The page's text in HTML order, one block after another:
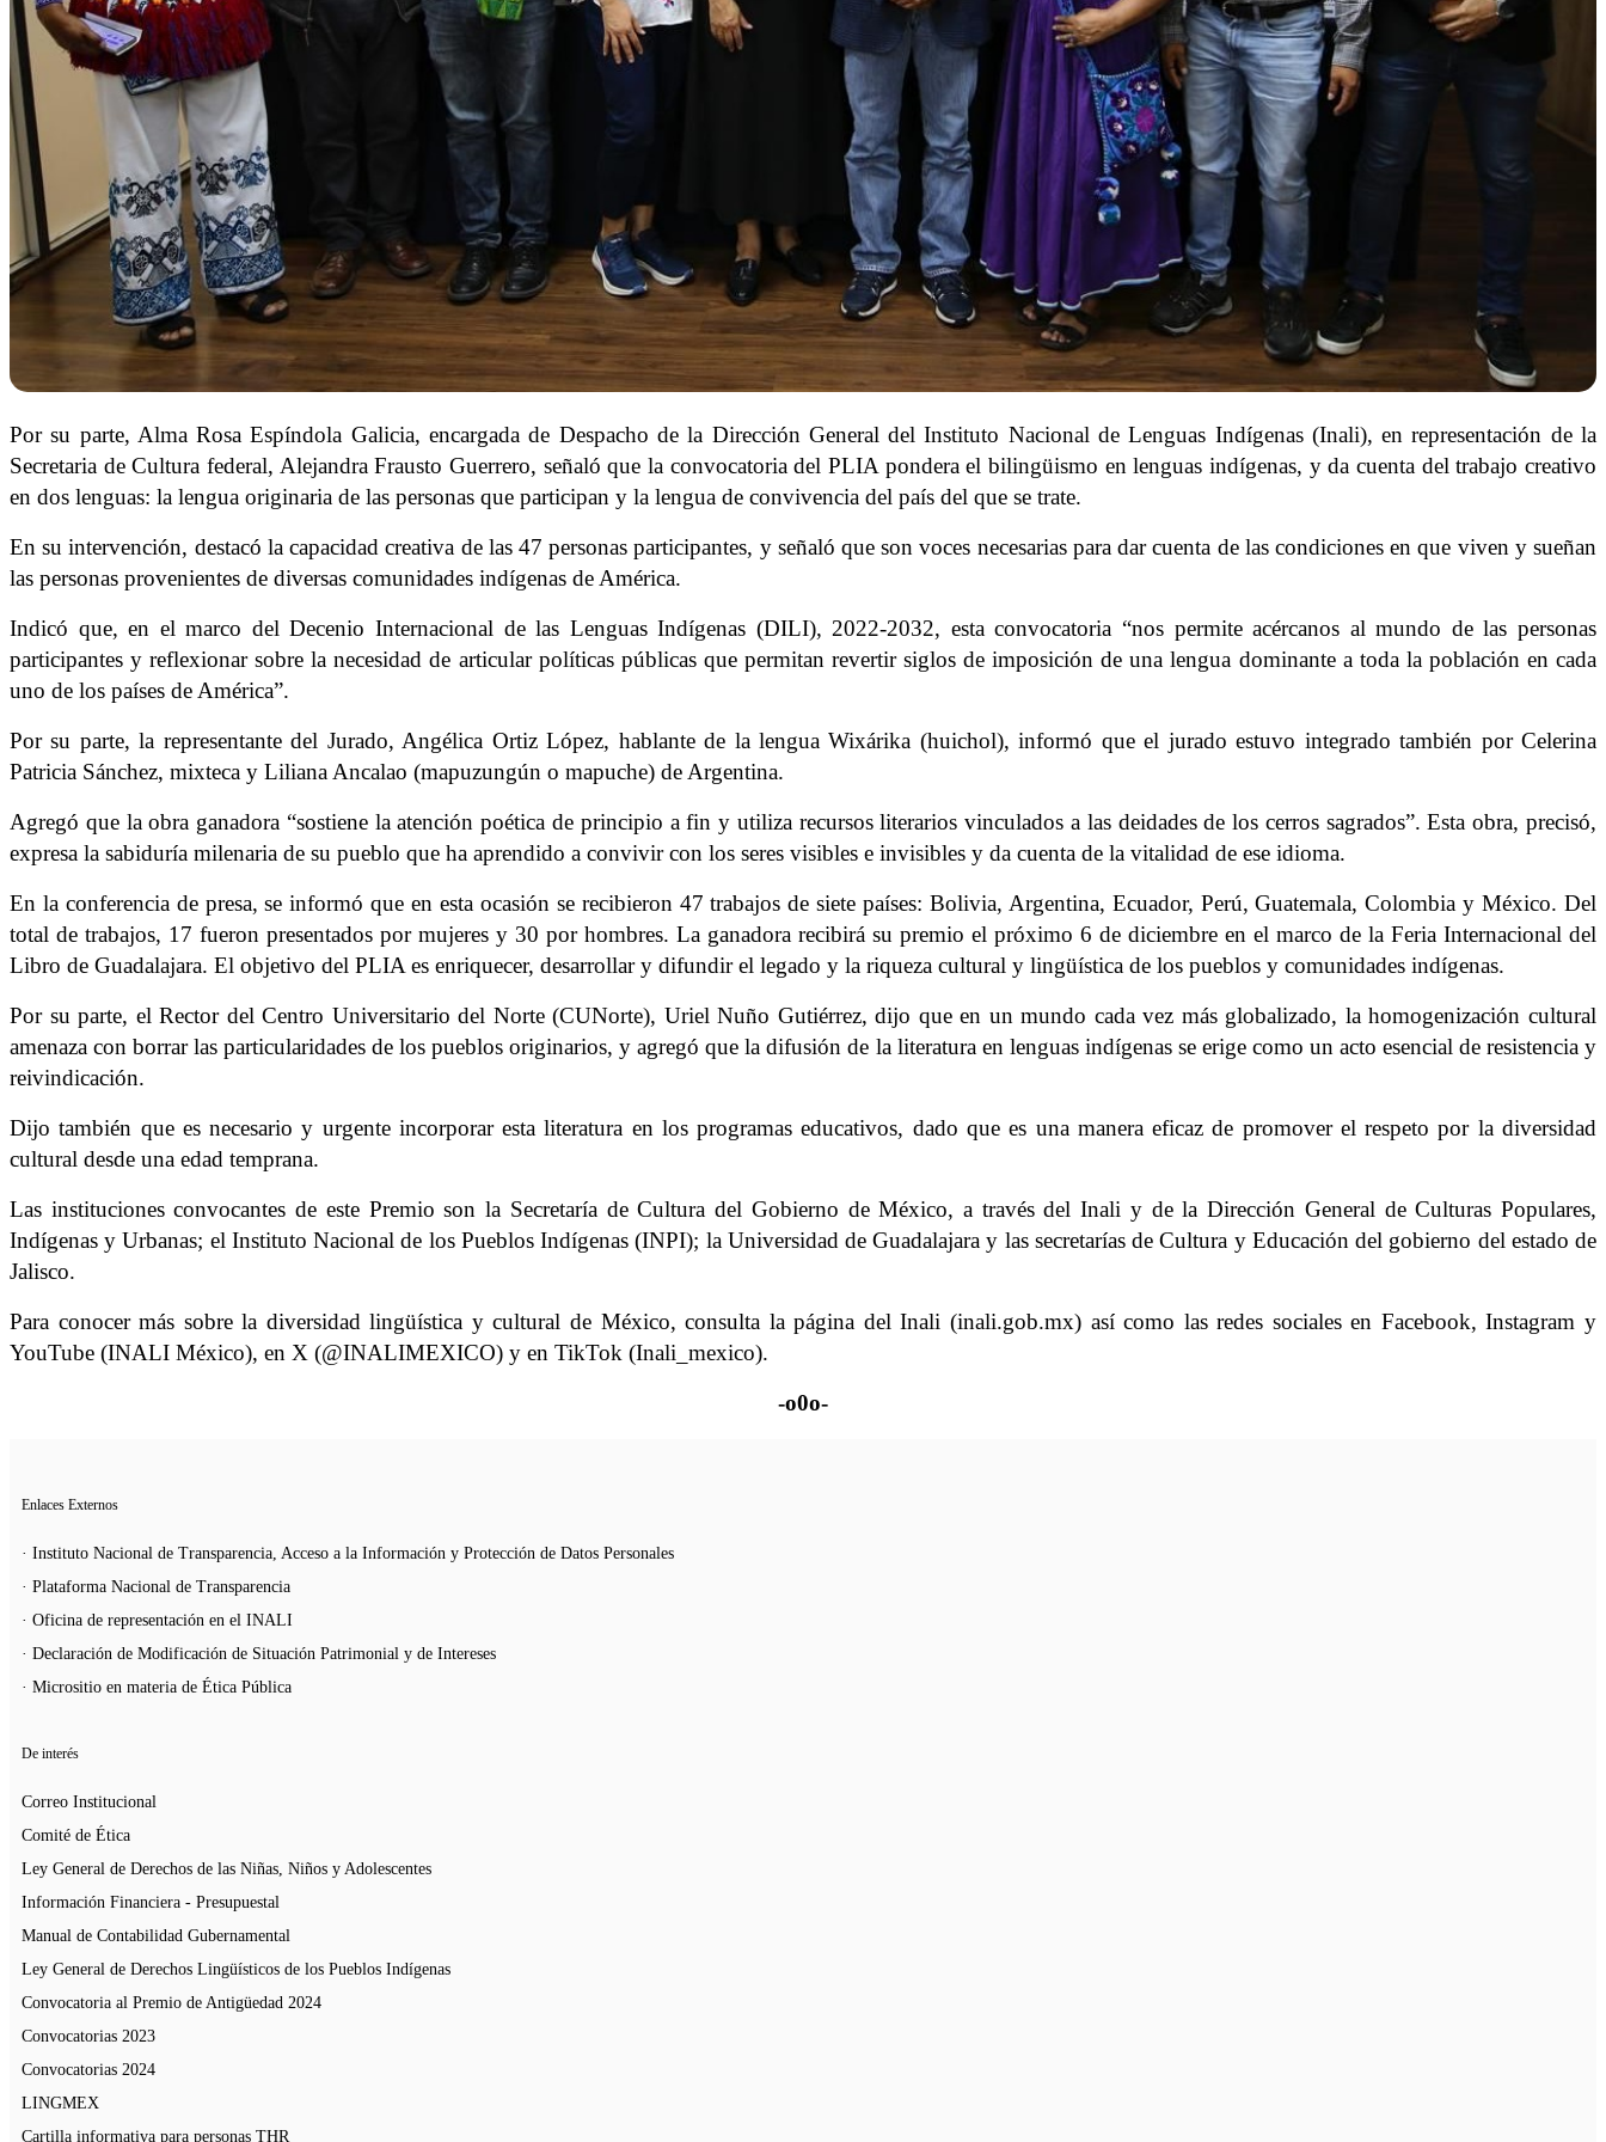
Por su parte, Alma Rosa Espíndola Galicia, encargada de Despacho de la Dirección General del Instituto Nacional de Lenguas Indígenas (Inali), en representación de la
Secretaria de Cultura federal, Alejandra Frausto Guerrero, señaló que la convocatoria del PLIA pondera el bilingüismo en lenguas indígenas, y da cuenta del trabajo creativo
en dos lenguas: la lengua originaria de las personas que participan y la lengua de convivencia del país del que se trate.
En su intervención, destacó la capacidad creativa de las 47 personas participantes, y señaló que son voces necesarias para dar cuenta de las condiciones en que viven y sueñan
las personas provenientes de diversas comunidades indígenas de América.
Indicó que, en el marco del Decenio Internacional de las Lenguas Indígenas (DILI), 2022-2032, esta convocatoria “nos permite acércanos al mundo de las personas
participantes y reflexionar sobre la necesidad de articular políticas públicas que permitan revertir siglos de imposición de una lengua dominante a toda la población en cada
uno de los países de América”.
Por su parte, la representante del Jurado, Angélica Ortiz López, hablante de la lengua Wixárika (huichol), informó que el jurado estuvo integrado también por Celerina
Patricia Sánchez, mixteca y Liliana Ancalao (mapuzungún o mapuche) de Argentina.
Agregó que la obra ganadora “sostiene la atención poética de principio a fin y utiliza recursos literarios vinculados a las deidades de los cerros sagrados”. Esta obra, precisó,
expresa la sabiduría milenaria de su pueblo que ha aprendido a convivir con los seres visibles e invisibles y da cuenta de la vitalidad de ese idioma.
En la conferencia de presa, se informó que en esta ocasión se recibieron 47 trabajos de siete países: Bolivia, Argentina, Ecuador, Perú, Guatemala, Colombia y México. Del
total de trabajos, 17 fueron presentados por mujeres y 30 por hombres. La ganadora recibirá su premio el próximo 6 de diciembre en el marco de la Feria Internacional del
Libro de Guadalajara. El objetivo del PLIA es enriquecer, desarrollar y difundir el legado y la riqueza cultural y lingüística de los pueblos y comunidades indígenas.
Por su parte, el Rector del Centro Universitario del Norte (CUNorte), Uriel Nuño Gutiérrez, dijo que en un mundo cada vez más globalizado, la homogenización cultural
amenaza con borrar las particularidades de los pueblos originarios, y agregó que la difusión de la literatura en lenguas indígenas se erige como un acto esencial de resistencia y
reivindicación.
Dijo también que es necesario y urgente incorporar esta literatura en los programas educativos, dado que es una manera eficaz de promover el respeto por la diversidad
cultural desde una edad temprana.
Las instituciones convocantes de este Premio son la Secretaría de Cultura del Gobierno de México, a través del Inali y de la Dirección General de Culturas Populares,
Indígenas y Urbanas; el Instituto Nacional de los Pueblos Indígenas (INPI); la Universidad de Guadalajara y las secretarías de Cultura y Educación del gobierno del estado de
Jalisco.
Para conocer más sobre la diversidad lingüística y cultural de México, consulta la página del Inali (inali.gob.mx) así como las redes sociales en Facebook, Instagram y
YouTube (INALI México), en X (@INALIMEXICO) y en TikTok (Inali_mexico).
-o0o-
Enlaces Externos
· Instituto Nacional de Transparencia, Acceso a la Información y Protección de Datos Personales
· Plataforma Nacional de Transparencia
· Oficina de representación en el INALI
· Declaración de Modificación de Situación Patrimonial y de Intereses
· Micrositio en materia de Ética Pública
De interés
Correo Institucional
Comité de Ética
Ley General de Derechos de las Niñas, Niños y Adolescentes
Información Financiera - Presupuestal
Manual de Contabilidad Gubernamental
Ley General de Derechos Lingüísticos de los Pueblos Indígenas
Convocatoria al Premio de Antigüedad 2024
Convocatorias 2023
Convocatorias 2024
LINGMEX
Cartilla informativa para personas THR